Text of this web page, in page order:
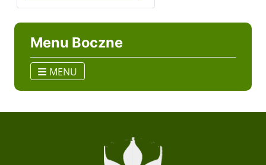
Menu Boczne
MENU